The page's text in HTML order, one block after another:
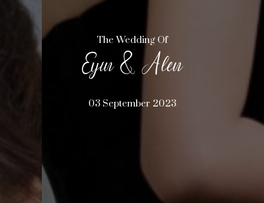
The Wedding Of
Eyin & Alen
03 September 2023